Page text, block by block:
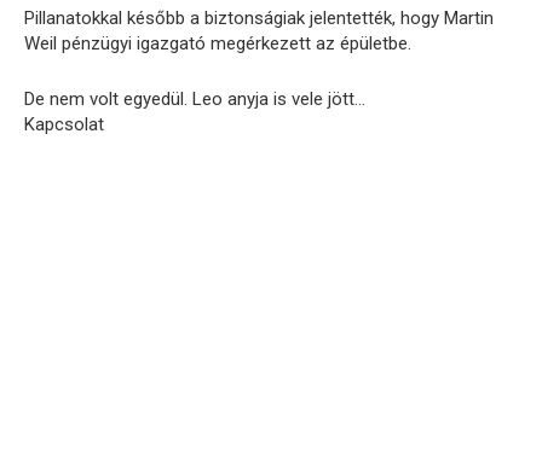
Pillanatokkal később a biztonságiak jelentették, hogy Martin
Weil pénzügyi igazgató megérkezett az épületbe.
De nem volt egyedül. Leo anyja is vele jött…
Kapcsolat